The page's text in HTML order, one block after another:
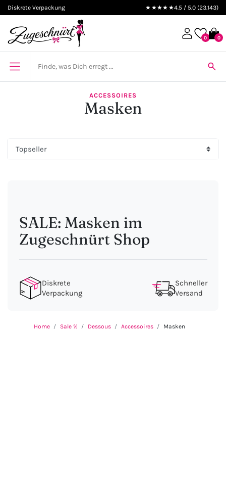
Diskrete Verpackung ★★★★★4.5 / 5.0 (23.143)
0 0
ACCESSOIRES
Masken
SALE: Masken im
Zugeschnürt Shop
Diskrete
Verpackung
Schneller
Versand
Home Sale % Dessous Accessoires Masken